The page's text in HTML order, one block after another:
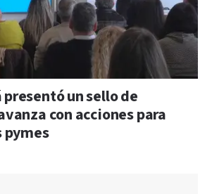
presentó un sello de
con acciones para
pymes